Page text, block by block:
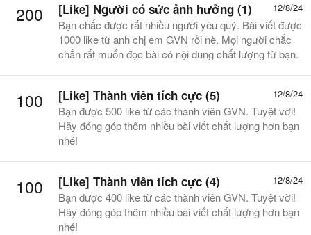
200 12/8/24
[Like] Người có sức ảnh hưởng (1)
Bạn chắc được rất nhiều người yêu quý. Bài viết được
1000 like từ anh chị em GVN rồi nè. Mọi người chắc
chắn rất muốn đọc bài có nội dung chất lượng từ bạn.
100 12/8/24
[Like] Thành viên tích cực (5)
Bạn được 500 like từ các thành viên GVN. Tuyệt vời!
Hãy đóng góp thêm nhiều bài viết chất lượng hơn bạn
nhé!
100 12/8/24
[Like] Thành viên tích cực (4)
Bạn được 400 like từ các thành viên GVN. Tuyệt vời!
Hãy đóng góp thêm nhiều bài viết chất lượng hơn bạn
nhé!